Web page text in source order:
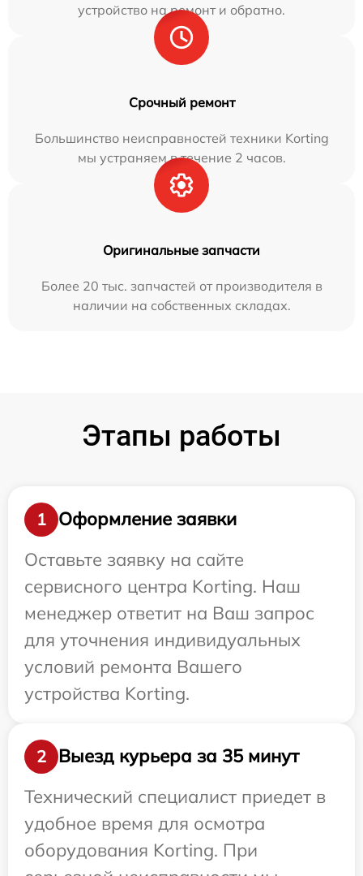
устройство на ремонт и обратно.
Срочный ремонт
Большинство неисправностей техники Korting
мы устраняем в течение 2 часов.
Оригинальные запчасти
Более 20 тыс. запчастей от производителя в
наличии на собственных складах.
Этапы работы
1
Оформление заявки
Оставьте заявку на сайте
сервисного центра Korting. Наш
менеджер ответит на Ваш запрос
для уточнения индивидуальных
условий ремонта Вашего
устройства Korting.
2
Выезд курьера за 35 минут
Технический специалист приедет в
удобное время для осмотра
оборудования Korting. При